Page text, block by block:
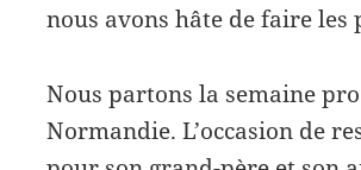
nous avons hâte de faire les
Nous partons la semaine
Normandie. L’occasion de